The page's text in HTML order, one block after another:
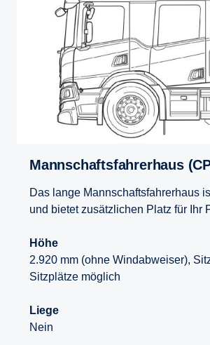
Mannschaftsfahrerhaus
Das lange Mannschaftsfahrerhaus
und bietet zusätzlichen Platz für Ihr
Höhe
2.920 mm (ohne Windabweiser),
Sitzplätze möglich
Liege
Nein